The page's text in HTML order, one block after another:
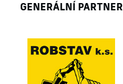
GENERÁLNÍ PARTNER